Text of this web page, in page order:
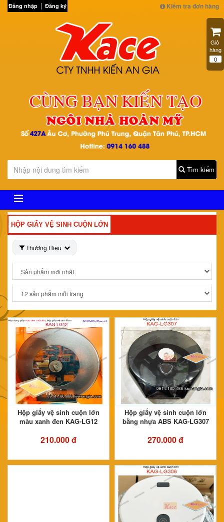
Đăng nhập Đăng ký Kiểm tra đơn hàng
Tìm kiếm
HỘP GIẤY VỆ SINH CUỘN LỚN
Thương Hiệu
Hộp giấy vệ sinh cuộn lớn
màu xanh đen KAG-LG12
210.000 đ
Hộp giấy vệ sinh cuộn lớn
bằng nhựa ABS KAG-LG307
270.000 đ
Giỏ
hàng
0